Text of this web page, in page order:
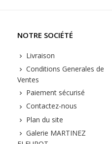
NOTRE SOCIÉTÉ
Livraison
Conditions Generales de
Ventes
Paiement sécurisé
Contactez-nous
Plan du site
Galerie MARTINEZ